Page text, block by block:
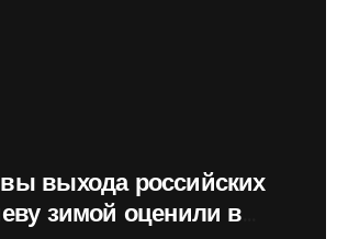
выхода российских
зимой оценили в